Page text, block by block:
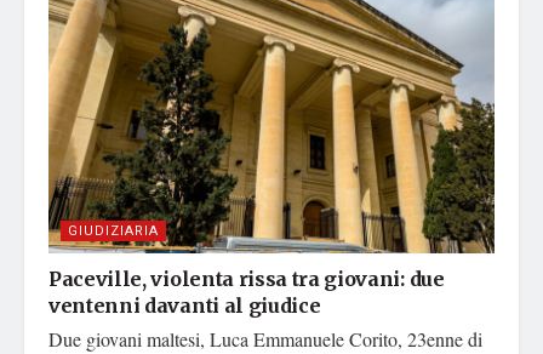
GIUDIZIARIA
Paceville, violenta rissa tra giovani: due
ventenni davanti al giudice
Due giovani maltesi, Luca Emmanuele Corito, 23enne di